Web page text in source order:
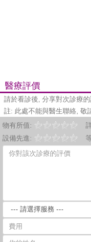
醫療評價
請於看診後, 分享對次診療
註: 此處不能與醫生聯絡, 敬
物有所值:
設備先進: